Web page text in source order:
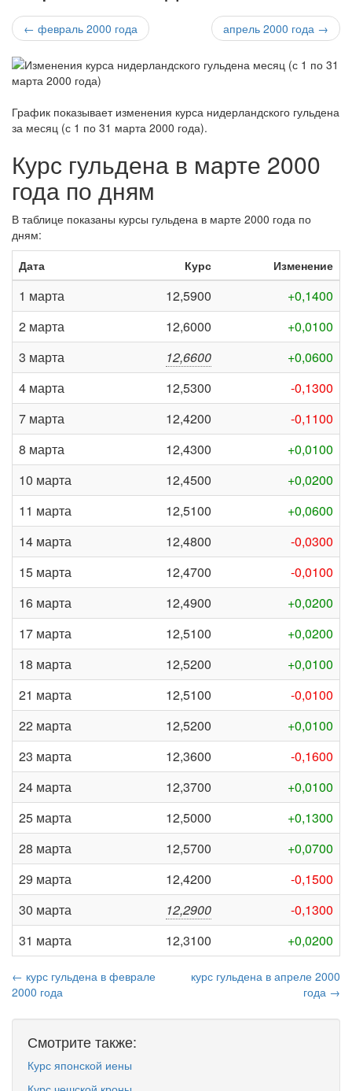
← февраль 2000 года апрель 2000 года →
График показывает изменения курса нидерландского гульдена
за месяц (с 1 по 31 марта 2000 года).
Курс гульдена в марте 2000
года по дням
В таблице показаны курсы гульдена в марте 2000 года по
дням:
Дата
Курс Изменение
1 марта 12,5900
+0,1400
2 марта
12,6000
+0,0100
3 марта
12,6600
+0,0600
4 марта
12,5300
-0,1300
7 марта
12,4200
-0,1100
8 марта
12,4300
+0,0100
10 марта
12,4500
+0,0200
11 марта
12,5100
+0,0600
14 марта
12,4800
-0,0300
15 марта
12,4700
-0,0100
16 марта
12,4900
+0,0200
17 марта
12,5100
+0,0200
18 марта
12,5200
+0,0100
21 марта
12,5100
-0,0100
22 марта
12,5200
+0,0100
23 марта
12,3600
-0,1600
24 марта
12,3700
+0,0100
25 марта
12,5000
+0,1300
28 марта
12,5700
+0,0700
29 марта
12,4200
-0,1500
30 марта
12,2900
-0,1300
31 марта
12,3100 +0,0200
← курс гульдена в феврале
2000 года
курс гульдена в апреле 2000
года →
Смотрите также:
Курс японской иены